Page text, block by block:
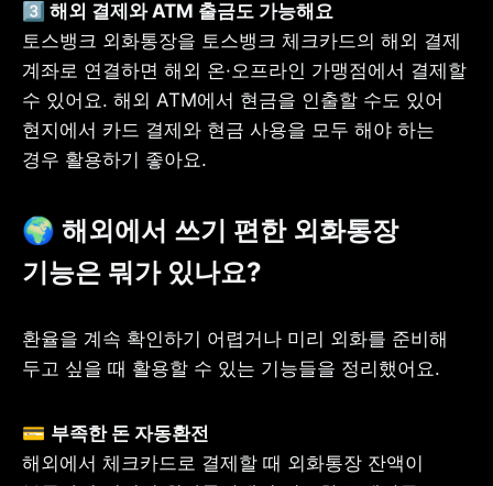
토스뱅크 외화통장을 토스뱅크 체크카드의 해외 결제
계좌로 연결하면 해외 온·오프라인 가맹점에서 결제할
수 있어요. 해외 ATM에서 현금을 인출할 수도 있어
현지에서 카드 결제와 현금 사용을 모두 해야 하는
경우 활용하기 좋아요.
🌍 해외에서 쓰기 편한 외화통장
기능은 뭐가 있나요?
환율을 계속 확인하기 어렵거나 미리 외화를 준비해
두고 싶을 때 활용할 수 있는 기능들을 정리했어요.
💳
해외에서 체크카드로 결제할 때 외화통장 잔액이